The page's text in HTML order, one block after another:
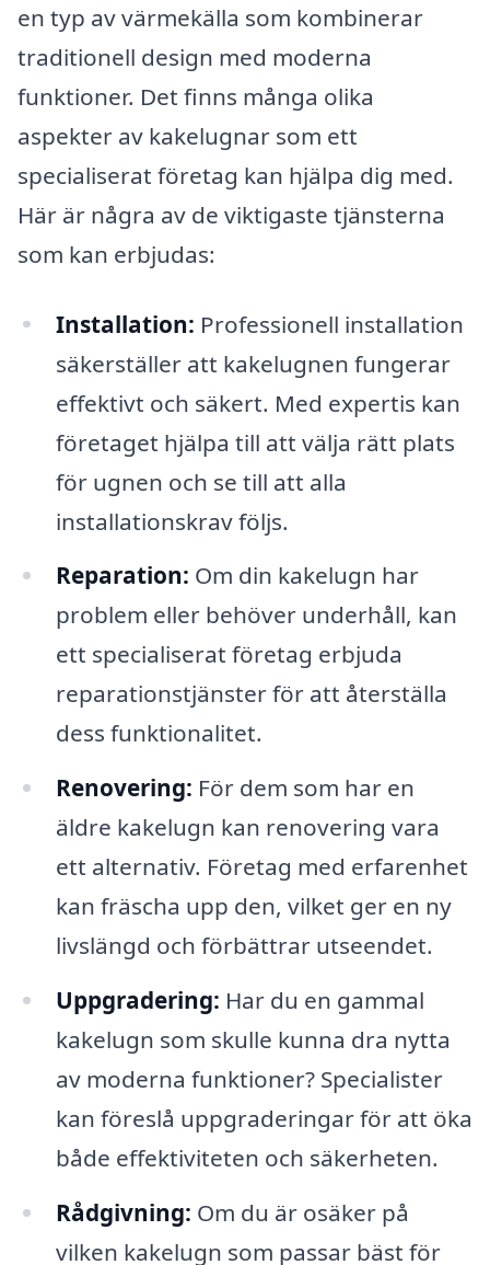
en typ av värmekälla som kombinerar
traditionell design med moderna
funktioner. Det finns många olika
aspekter av kakelugnar som ett
specialiserat företag kan hjälpa dig med.
Här är några av de viktigaste tjänsterna
som kan erbjudas:
Installation: Professionell installation
säkerställer att kakelugnen fungerar
effektivt och säkert. Med expertis kan
företaget hjälpa till att välja rätt plats
för ugnen och se till att alla
installationskrav följs.
Reparation: Om din kakelugn har
problem eller behöver underhåll, kan
ett specialiserat företag erbjuda
reparationstjänster för att återställa
dess funktionalitet.
Renovering: För dem som har en
äldre kakelugn kan renovering vara
ett alternativ. Företag med erfarenhet
kan fräscha upp den, vilket ger en ny
livslängd och förbättrar utseendet.
Uppgradering: Har du en gammal
kakelugn som skulle kunna dra nytta
av moderna funktioner? Specialister
kan föreslå uppgraderingar för att öka
både effektiviteten och säkerheten.
Rådgivning: Om du är osäker på
vilken kakelugn som passar bäst för